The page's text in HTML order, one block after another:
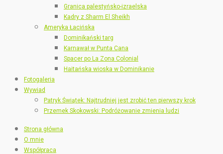
Granica palestyńsko-izraelska
Kadry z Sharm El Sheikh
Ameryka Łacińska
Dominikański targ
Karnawał w Punta Cana
Spacer po La Zona Colonial
Haitańska wioska w Dominikanie
Fotogaleria
Wywiad
Patryk Świątek: Najtrudniej jest zrobić ten pierwszy krok
Przemek Skokowski: Podróżowanie zmienia ludzi
Strona główna
O mnie
Współpraca